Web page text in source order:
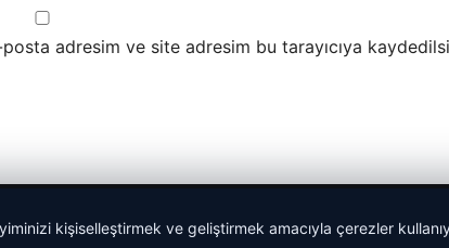
adresim ve site adresim bu tarayıcıya
kişiselleştirmek ve geliştirmek amacıyla çerezler